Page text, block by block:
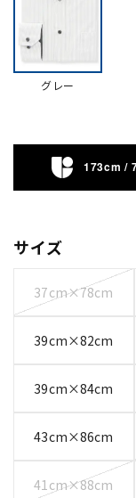
グレー
173cm /
サイズ
37cm×78cm
39cm×82cm
39cm×84cm
43cm×86cm
41cm×88cm